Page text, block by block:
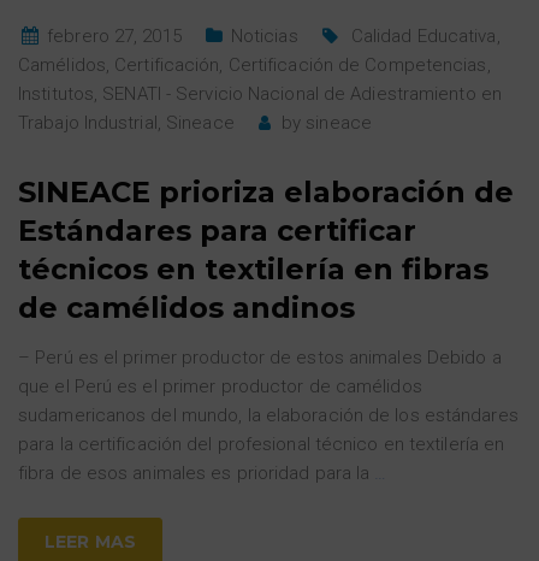
febrero 27, 2015 Noticias Calidad Educativa,
Camélidos, Certificación, Certificación de Competencias,
Institutos, SENATI - Servicio Nacional de Adiestramiento en
Trabajo Industrial, Sineace by sineace
SINEACE prioriza elaboración de
Estándares para certificar
técnicos en textilería en fibras
de camélidos andinos
– Perú es el primer productor de estos animales Debido a
que el Perú es el primer productor de camélidos
sudamericanos del mundo, la elaboración de los estándares
para la certificación del profesional técnico en textilería en
fibra de esos animales es prioridad para la
LEER MAS